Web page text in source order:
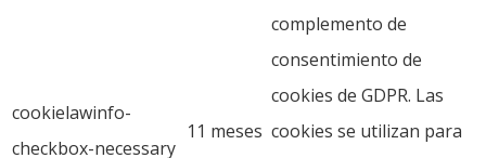
cookielawinfo-
checkbox-necessary
11 meses
complemento de
consentimiento de
cookies de GDPR. Las
cookies se utilizan para